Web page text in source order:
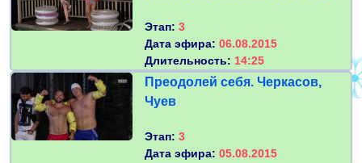
Этап: 3
Дата эфира: 06.08.2015
Длительность: 14:25
Преодолей себя. Черкасов,
Чуев
Этап: 3
Дата эфира: 05.08.2015